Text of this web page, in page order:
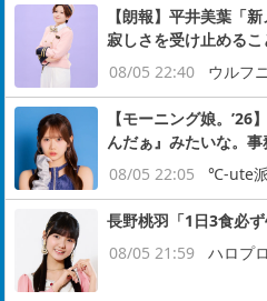
【朗報】平井美葉「
寂しさを受け止めるこ
08/05 22:40
ウルフ
【モーニング娘。
んだぁ』みたいな。
08/05 22:05
℃-ute
長野桃羽「1日3食必
08/05 21:59
ハロプ